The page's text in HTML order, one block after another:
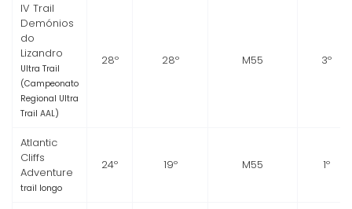
IV Trail
Demónios
do
Lizandro
Ultra Trail
(Campeonato
Regional Ultra
Trail AAL)
28º 28º M55 3º
Atlantic
Cliffs
Adventure
trail longo
24º 19º M55 1º